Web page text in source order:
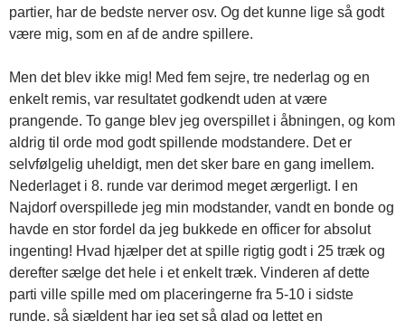
partier, har de bedste nerver osv. Og det kunne lige så godt
være mig, som en af de andre spillere.
Men det blev ikke mig! Med fem sejre, tre nederlag og en
enkelt remis, var resultatet godkendt uden at være
prangende. To gange blev jeg overspillet i åbningen, og kom
aldrig til orde mod godt spillende modstandere. Det er
selvfølgelig uheldigt, men det sker bare en gang imellem.
Nederlaget i 8. runde var derimod meget ærgerligt. I en
Najdorf overspillede jeg min modstander, vandt en bonde og
havde en stor fordel da jeg bukkede en officer for absolut
ingenting! Hvad hjælper det at spille rigtig godt i 25 træk og
derefter sælge det hele i et enkelt træk. Vinderen af dette
parti ville spille med om placeringerne fra 5-10 i sidste
runde, så sjældent har jeg set så glad og lettet en